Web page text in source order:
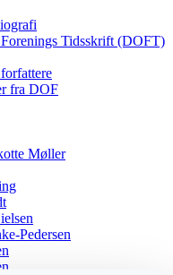
Tidsskrift (DOFT)
fra DOF
Møller
Pedersen